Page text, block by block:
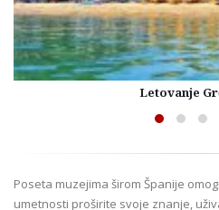
Letovanje
Poseta muzejima širom Španije
umetnosti proširite svoje znanje,